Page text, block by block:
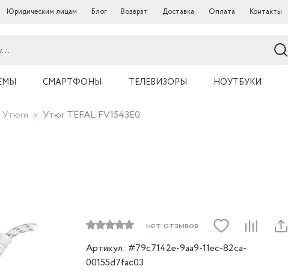
Юридическим лицам Блог Возврат Доставка Оплата Контакты
СМАРТФОНЫ ТЕЛЕВИЗОРЫ НОУТБУКИ
Утюги Утюг TEFAL FV1543E0
нет отзывов
Артикул: #79c7142e-9aa9-11ec-82ca-
00155d7fac03